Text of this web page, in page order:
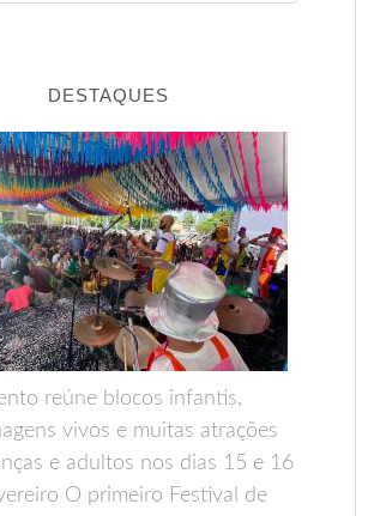
DESTAQUES
reúne blocos infantis,
vivos e muitas atrações
e adultos nos dias 15 e 16
O primeiro Festival de